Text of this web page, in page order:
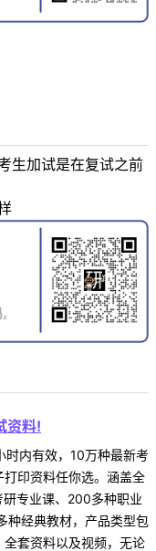
生加试是在复试之前
资料!
时内有效，10万种最新考
印资料任你选。涵盖全
专业课、200多种职业
种经典教材，产品类型包
套资料以及视频，无论